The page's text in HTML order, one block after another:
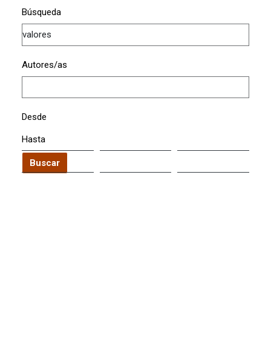
Búsqueda
Autores/as
Desde
Hasta
Buscar